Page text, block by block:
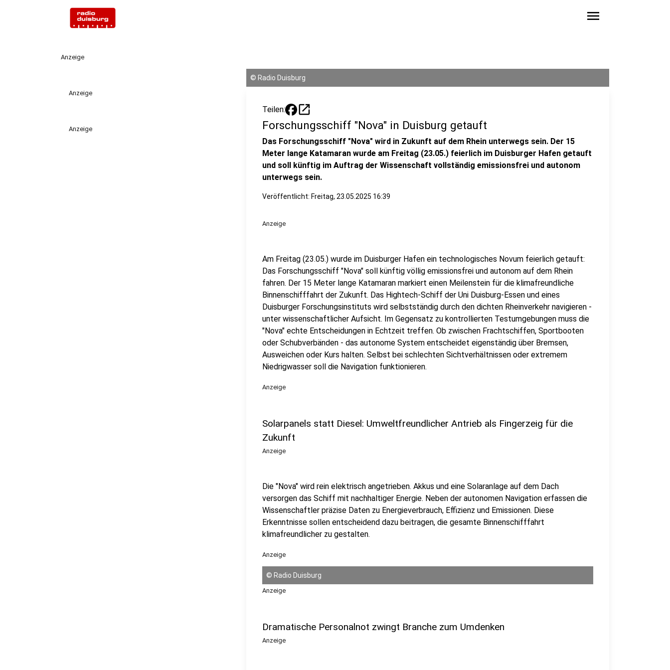
menu
Anzeige
Anzeige
Anzeige
© Radio Duisburg
Teilen: open_in_new
Forschungsschiff "Nova" in Duisburg getauft
Das Forschungsschiff "Nova" wird in Zukunft auf dem Rhein unterwegs sein. Der 15
Meter lange Katamaran wurde am Freitag (23.05.) feierlich im Duisburger Hafen getauft
und soll künftig im Auftrag der Wissenschaft vollständig emissionsfrei und autonom
unterwegs sein.
Veröffentlicht: Freitag, 23.05.2025 16:39
Anzeige
Am Freitag (23.05.) wurde im Duisburger Hafen ein technologisches Novum feierlich getauft:
Das Forschungsschiff "Nova" soll künftig völlig emissionsfrei und autonom auf dem Rhein
fahren. Der 15 Meter lange Katamaran markiert einen Meilenstein für die klimafreundliche
Binnenschifffahrt der Zukunft. Das Hightech-Schiff der Uni Duisburg-Essen und eines
Duisburger Forschungsinstituts wird selbstständig durch den dichten Rheinverkehr navigieren -
unter wissenschaftlicher Aufsicht. Im Gegensatz zu kontrollierten Testumgebungen muss die
"Nova" echte Entscheidungen in Echtzeit treffen. Ob zwischen Frachtschiffen, Sportbooten
oder Schubverbänden - das autonome System entscheidet eigenständig über Bremsen,
Ausweichen oder Kurs halten. Selbst bei schlechten Sichtverhältnissen oder extremem
Niedrigwasser soll die Navigation funktionieren.
Anzeige
Solarpanels statt Diesel: Umweltfreundlicher Antrieb als Fingerzeig für die
Zukunft
Anzeige
Die "Nova" wird rein elektrisch angetrieben. Akkus und eine Solaranlage auf dem Dach
versorgen das Schiff mit nachhaltiger Energie. Neben der autonomen Navigation erfassen die
Wissenschaftler präzise Daten zu Energieverbrauch, Effizienz und Emissionen. Diese
Erkenntnisse sollen entscheidend dazu beitragen, die gesamte Binnenschifffahrt
klimafreundlicher zu gestalten.
Anzeige
© Radio Duisburg
Anzeige
Dramatische Personalnot zwingt Branche zum Umdenken
Anzeige